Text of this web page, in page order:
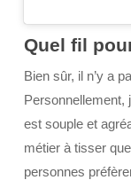
Quel fil
Bien sûr, il n’y a
Personnellement,
est souple et
métier à tisser
personnes